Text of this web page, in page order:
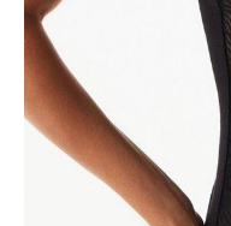
•metalowe zapięcie z dwoma
•miękka, przyjemna dla ciała
•modne wstawki z koronki ze
•zachowanie koloru i kształtu
pielęgnacyjnych,
•zaprojektowany z myślą o
SKU1008010130060588
Skład
bawełna 96%, elastan 4%
Udostępnij produkt
Podmiot odpowiedzialny
EuroTrade Tex Sp z o.o.